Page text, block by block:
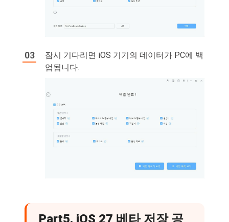
잠시 기다리면 iOS 기기의 데이터가 PC에 백
업됩니다.
Part5. iOS 27 베타 저장 공